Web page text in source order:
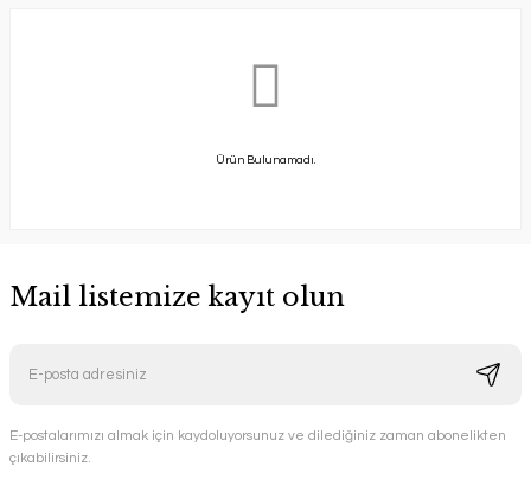
Ürün Bulunamadı.
Mail listemize kayıt olun
E-postalarımızı almak için kaydoluyorsunuz ve dilediğiniz zaman abonelikten
çıkabilirsiniz.